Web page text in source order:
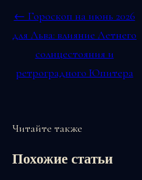
← Гороскоп на июнь 2026
для Льва: влияние Летнего
солнцестояния и
ретроградного Юпитера
Читайте также
Похожие статьи